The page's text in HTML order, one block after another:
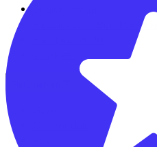
Fiets leasen? Bereken je